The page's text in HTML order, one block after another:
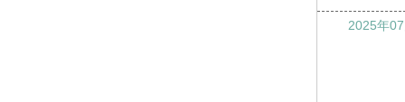
2025年